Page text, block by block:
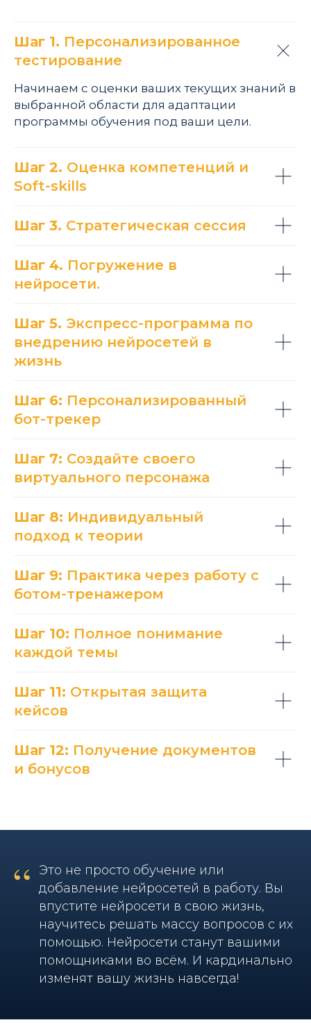
Шаг 1. Персонализированное
тестирование
Начинаем с оценки ваших текущих знаний в
выбранной области для адаптации
программы обучения под ваши цели.
Шаг 2. Оценка компетенций и
Soft-skills
Шаг 3. Стратегическая сессия
Шаг 4. Погружение в
нейросети.
Шаг 5. Экспресс-программа по
внедрению нейросетей в
жизнь
Шаг 6: Персонализированный
бот-трекер
Шаг 7: Создайте своего
виртуального персонажа
Шаг 8: Индивидуальный
подход к теории
Шаг 9: Практика через работу с
ботом-тренажером
Шаг 10: Полное понимание
каждой темы
Шаг 11: Открытая защита
кейсов
Шаг 12: Получение документов
и бонусов
“
Это не просто обучение или
добавление нейросетей в работу. Вы
впустите нейросети в свою жизнь,
научитесь решать массу вопросов с их
помощью. Нейросети станут вашими
помощниками во всём. И кардинально
изменят вашу жизнь навсегда!